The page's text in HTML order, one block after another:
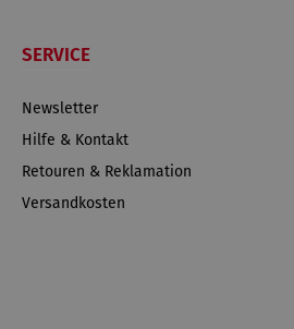
SERVICE
Newsletter
Hilfe & Kontakt
Retouren & Reklamation
Versandkosten